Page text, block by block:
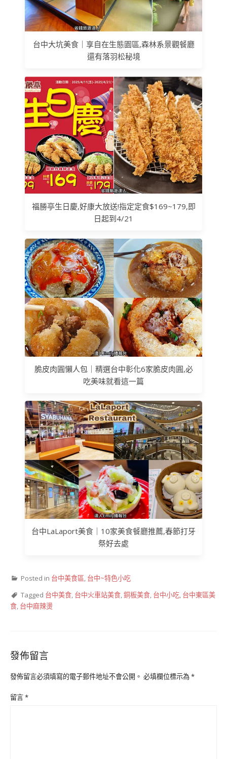
台中大坑美食｜享自在生態園區,森林系景觀餐廳
還有落羽松秘境
福勝亭生日慶,好康大放送!指定定食$169~179,即
日起到4/21
脆皮肉圓懶人包｜精選台中彰化6家脆皮肉圓,必
吃美味就看這一篇
台中LaLaport美食｜10家美食餐廳推薦,春節打牙
祭好去處
Posted in 台中美食區, 台中~特色小吃
Tagged 台中美食, 台中火車站美食,銅板美食, 台中小吃, 台中東區美
食, 台中麻辣燙
發佈留言
發佈留言必須填寫的電子郵件地址不會公開。 必填欄位標示為*
留言*